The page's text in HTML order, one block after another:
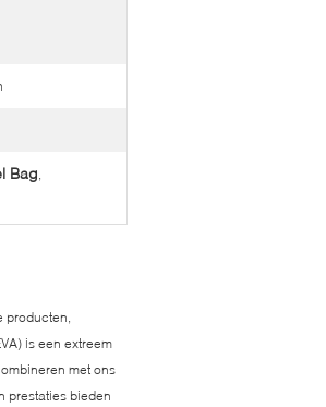
Bag,
producten,
is een extreem
met ons
prestaties bieden